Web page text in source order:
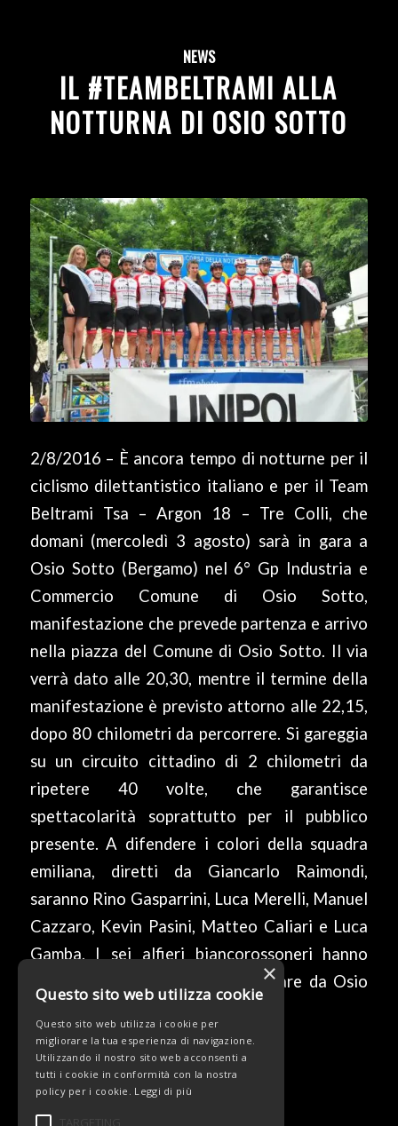
NEWS
IL #TEAMBELTRAMI ALLA
NOTTURNA DI OSIO SOTTO
2/8/2016 – È ancora tempo di notturne per il
ciclismo dilettantistico italiano e per il Team
Beltrami Tsa – Argon 18 – Tre Colli, che
domani (mercoledì 3 agosto) sarà in gara a
Osio Sotto (Bergamo) nel 6° Gp Industria e
Commercio Comune di Osio Sotto,
manifestazione che prevede partenza e arrivo
nella piazza del Comune di Osio Sotto. Il via
verrà dato alle 20,30, mentre il termine della
manifestazione è previsto attorno alle 22,15,
dopo 80 chilometri da percorrere. Si gareggia
su un circuito cittadino di 2 chilometri da
ripetere 40 volte, che garantisce
spettacolarità soprattutto per il pubblico
presente. A difendere i colori della squadra
emiliana, diretti da Giancarlo Raimondi,
saranno Rino Gasparrini, Luca Merelli, Manuel
Cazzaro, Kevin Pasini, Matteo Caliari e Luca
Gamba. I sei alfieri biancorossoneri hanno
tutte le carte in regola per tornare da Osio
Sotto con un bel risultato in tasca.
/ 0 COMMENTI
/
×
Questo sito web utilizza cookie
Questo sito web utilizza i cookie per
migliorare la tua esperienza di navigazione.
Utilizzando il nostro sito web acconsenti a
tutti i cookie in conformità con la nostra
policy per i cookie. Leggi di più
TARGETING